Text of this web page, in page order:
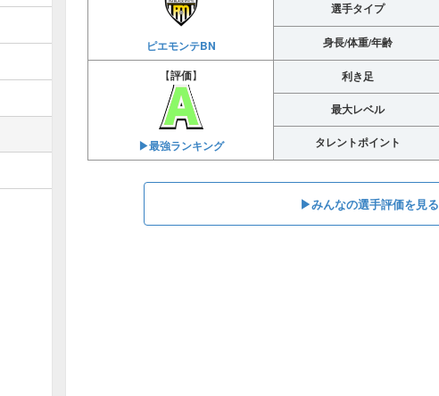
ピエモンテBN
選手タイプ
身長/体重/年齢
【評価】
▶︎最強ランキング
利き足
最大レベル
タレントポイント
▶︎みんなの選手評価を見る